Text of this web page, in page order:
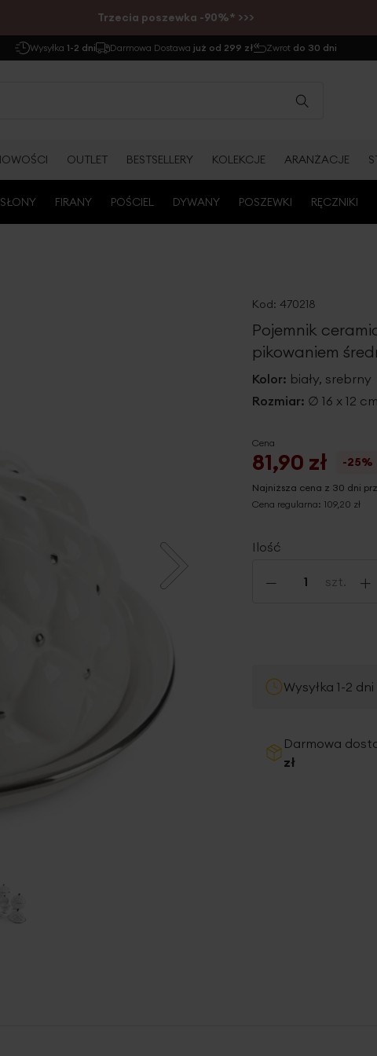
Trzecia poszewka -90%* >>>
Wysyłka 1-2 dni Darmowa Dostawa już od 299 zł Zwrot do 30 dni
OUTLET BESTSELLERY KOLEKCJE ARANŻACJE
FIRANY POŚCIEL DYWANY POSZEWKI RĘCZNIKI
Kod: 470218
Pojemnik
pikowaniem
Kolor: biały, srebrny
Rozmiar: ∅ 16 x 12 cm
Ilość
- szt. +
Cena
81,90 zł -25%
Najniższa cena z 30 dni
Cena regularna: 109,20 zł
Wysyłka 1-2
Darmowa
zł